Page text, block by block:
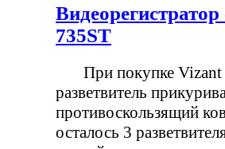
735ST
При покупке Vizant
разветвитель
противоскользящий
осталось 3